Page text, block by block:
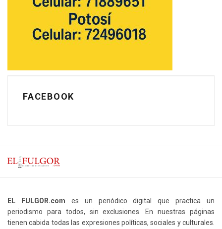
FACEBOOK
EL FULGOR.com es un periódico digital que practica un
periodismo para todos, sin exclusiones. En nuestras páginas
tienen cabida todas las expresiones políticas, sociales y culturales.